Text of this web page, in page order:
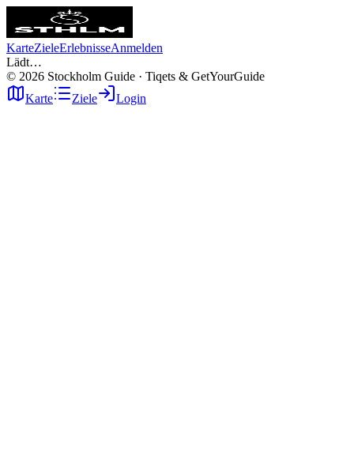
KarteZieleErlebnisseAnmelden
Lädt…
© 2026 Stockholm Guide · Tiqets & GetYourGuide
Karte
Ziele Login